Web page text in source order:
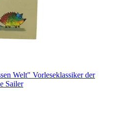
Welt" Vorleseklassiker der
Sailer